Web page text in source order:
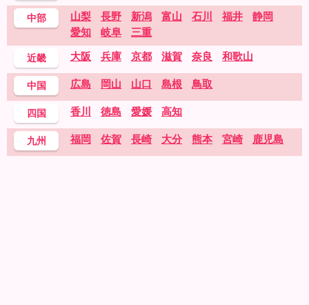
中部 山梨 長野 新潟 富山 石川 福井
静岡
愛知
岐阜 三重
近畿 大阪 兵庫 京都 滋賀 奈良 和歌山
中国 広島 岡山 山口 島根 鳥取
四国 香川 徳島 愛媛 高知
九州 福岡 佐賀 長崎 大分 熊本 宮崎 鹿児島